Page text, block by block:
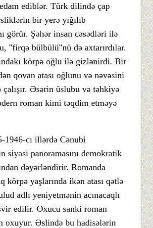
ediblər. Türk dilində çap
bir yerə yığılıb
görür. Şəhər insan cəsədləri ilə
"firqə bülbülü"nü də axtarırdılar.
körpə oğlu ilə gizlənirdi. Bir
qovan atası oğlunu və nəvəsini
çalışır. Əsərin üslubu və təhkiyə
roman kimi təqdim etməyə
1946-cı illərdə Cənubi
siyasi panoramasını demokratik
dəyərləndirir. Romanda
körpə yaşlarında ikən atası qətlə
adlı yeniyetmənin acınacaqlı
edilir. Oxucu sanki roman
oxuyur. Əslində bu hadisələrin